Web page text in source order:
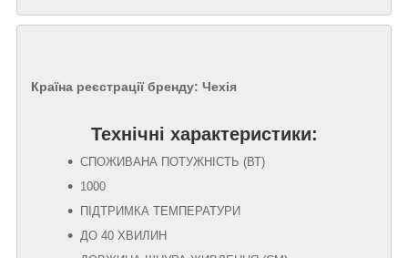
Технічні характеристики:
СПОЖИВАНА ПОТУЖНІСТЬ (ВТ)
1000
ПІДТРИМКА ТЕМПЕРАТУРИ
ДО 40 ХВИЛИН
Країна реєстрації бренду: Чехія